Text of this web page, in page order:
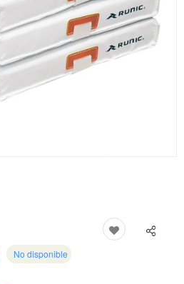
No disponible